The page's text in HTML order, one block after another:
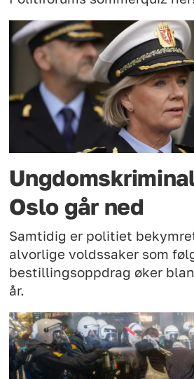
Oslo går ned
Samtidig er politiet
alvorlige voldssaker som
bestillingsoppdrag øker
år.